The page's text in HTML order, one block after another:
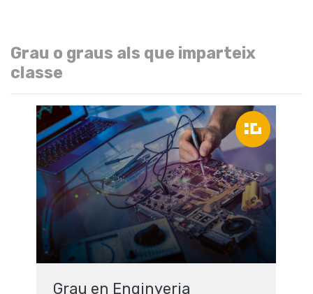
Grau o graus als que imparteix
classe
Grau en Enginyeria